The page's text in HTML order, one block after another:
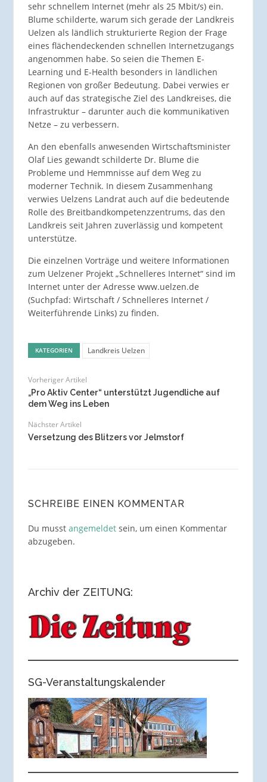
sehr schnellem Internet (mehr als 25 Mbit/s) ein.
Blume schilderte, warum sich gerade der Landkreis
Uelzen als ländlich strukturierte Region der Frage
eines flächendeckenden schnellen Internetzugangs
angenommen habe. So seien die Themen E-
Learning und E-Health besonders in ländlichen
Regionen von großer Bedeutung. Dabei verwies er
auch auf das strategische Ziel des Landkreises, die
Infrastruktur – darunter auch die kommunikativen
Netze – zu verbessern.
An den ebenfalls anwesenden Wirtschaftsminister
Olaf Lies gewandt schilderte Dr. Blume die
Probleme und Hemmnisse auf dem Weg zu
moderner Technik. In diesem Zusammenhang
verwies Uelzens Landrat auch auf die bedeutende
Rolle des Breitbandkompetenzzentrums, das den
Landkreis seit Jahren zuverlässig und kompetent
unterstütze.
Die einzelnen Vorträge und weitere Informationen
zum Uelzener Projekt „Schnelleres Internet“ sind im
Internet unter der Adresse www.uelzen.de
(Suchpfad: Wirtschaft / Schnelleres Internet /
Weiterführende Links) zu finden.
KATEGORIEN Landkreis Uelzen
Vorheriger Artikel
„Pro Aktiv Center“ unterstützt Jugendliche auf
dem Weg ins Leben
Nächster Artikel
Versetzung des Blitzers vor Jelmstorf
SCHREIBE EINEN KOMMENTAR
Du musst angemeldetsein, um einen Kommentar
abzugeben.
Archiv der ZEITUNG:
SG-Veranstaltungskalender